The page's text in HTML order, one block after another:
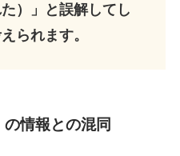
）」と誤解してし
られます。
情報との混同